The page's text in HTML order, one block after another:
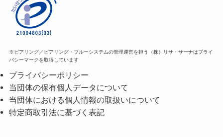
※ピアリング／ピアリング・ブルーシステムの管理運営を担う（株）リサ・サーナはプライ
バシーマークを取得しています
プライバシーポリシー
当団体の保有個人データについて
当団体における個人情報の取扱いについて
特定商取引法に基づく表記